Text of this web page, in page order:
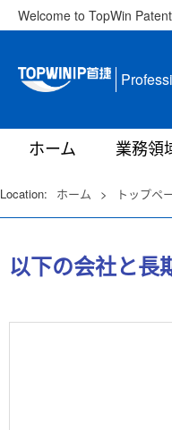
Welcome to TopWin
ホーム 業務領
Location: ホーム > トップペ
以下の会社と長